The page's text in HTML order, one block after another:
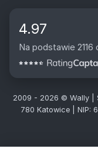
4.97
Na podstawie 2116
2009 - 2026 © Wally |
780 Katowice | NIP: